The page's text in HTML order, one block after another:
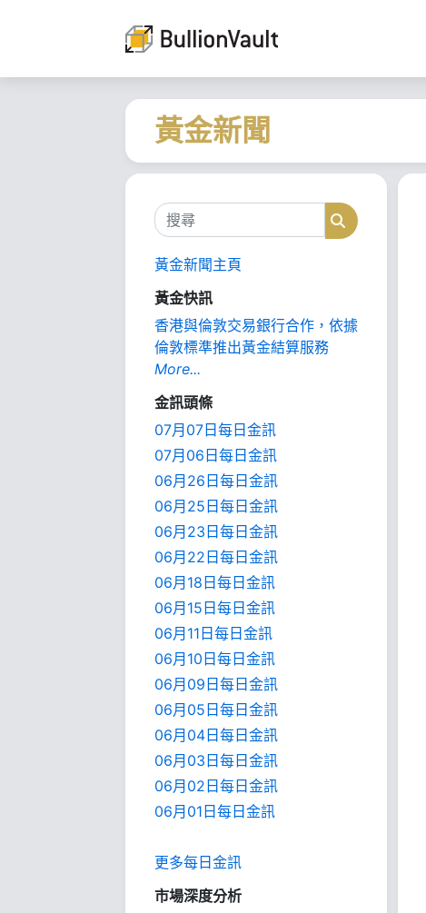
黃金新聞
搜尋 搜尋
黃金新聞主頁
黃金快訊
香港與倫敦交易銀行合作，依據
倫敦標準推出黃金結算服務
More...
金訊頭條
07月07日每日金訊
07月06日每日金訊
06月26日每日金訊
06月25日每日金訊
06月23日每日金訊
06月22日每日金訊
06月18日每日金訊
06月15日每日金訊
06月11日每日金訊
06月10日每日金訊
06月09日每日金訊
06月05日每日金訊
06月04日每日金訊
06月03日每日金訊
06月02日每日金訊
06月01日每日金訊
更多每日金訊
市場深度分析